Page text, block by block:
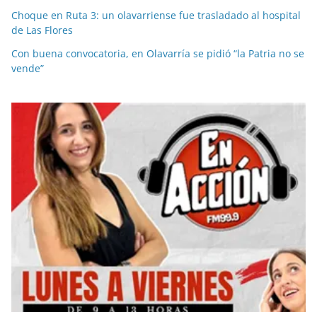
Choque en Ruta 3: un olavarriense fue trasladado al hospital
de Las Flores
Con buena convocatoria, en Olavarría se pidió “la Patria no se
vende”